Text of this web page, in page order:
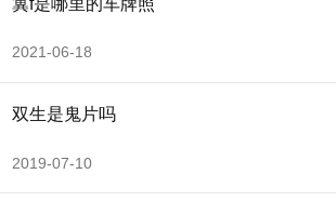
2021-06-18
双生是鬼片吗
2019-07-10